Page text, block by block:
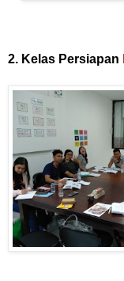
2. Kelas Persiapan